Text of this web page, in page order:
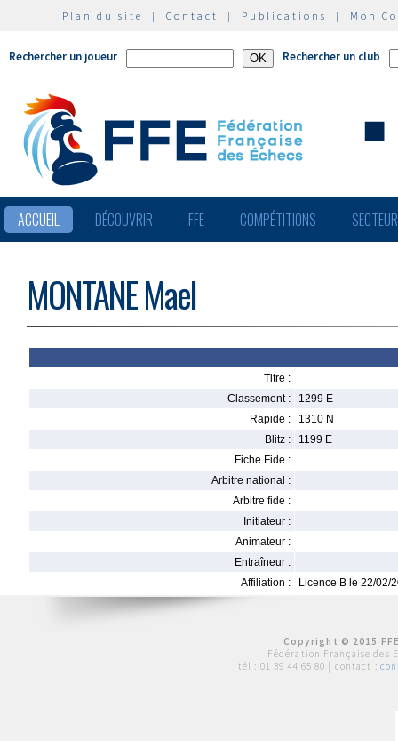
Plan du site | Contact | Publications | Mon
Rechercher un joueur Rechercher un club
ACCUEIL DÉCOUVRIR FFE COMPÉTITIONS
MONTANE Mael
Titre :
Classement :
1299 E
Rapide :
1310 N
Blitz :
1199 E
Fiche Fide :
Arbitre national :
Arbitre fide :
Initiateur :
Animateur :
Entraîneur :
Affiliation :
Licence B le 22/02/
Copyright © 2015
Fédération Française des
tél : 01 39 44 65 80 | contact :